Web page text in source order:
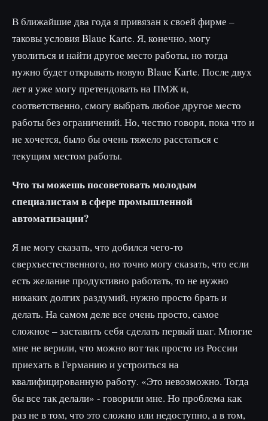
В ближайшие два года я привязан к своей фирме –
таковы условия Blaue Karte. Я, конечно, могу
уволиться и найти другое место работы, но тогда
нужно будет открывать новую Blaue Karte. После двух
лет я уже могу претендовать на ПМЖ и,
соответственно, смогу выбрать любое другое место
работы без ограничений. Но, честно говоря, пока что и
не хочется, было бы очень тяжело расстаться с
текущим местом работы.
Что ты можешь посоветовать молодым
специалистам в сфере промышленной
автоматизации?
Я не могу сказать, что добился чего-то
сверхъестественного, но точно могу сказать, что если
есть желание продуктивно работать, то не нужно
никаких долгих раздумий, нужно просто брать и
делать. На самом деле все очень просто, самое
сложное – заставить себя сделать первый шаг. Многие
мне не верили, что можно вот так просто из России
приехать в Германию и устроиться на
квалифицированную работу. «Это невозможно. Тогда
бы все так делали» - говорили мне. Но проблема как
раз не в том, что это сложно или недоступно, а в том,